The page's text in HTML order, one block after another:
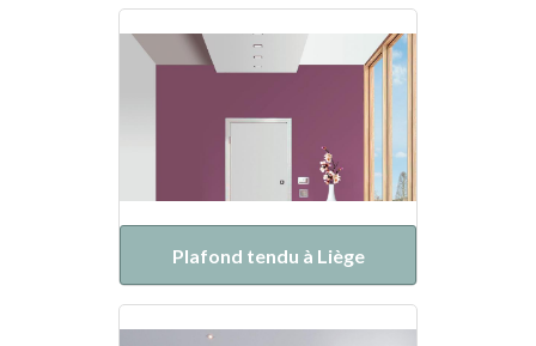
Plafond tendu à Liège